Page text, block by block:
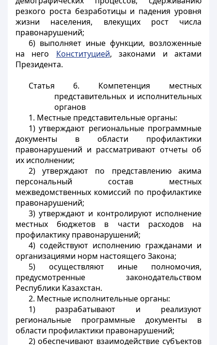
резкого роста безработицы и падения уровня
жизни населения, влекущих рост числа
правонарушений;
6) выполняет иные функции, возложенные
на него Конституцией, законами и актами
Президента.
Статья 6. Компетенция местных
представительных и исполнительных
органов
1. Местные представительные органы:
1) утверждают региональные программные
документы в области профилактики
правонарушений и рассматривают отчеты об
их исполнении;
2) утверждают по представлению акима
персональный состав местных
межведомственных комиссий по профилактике
правонарушений;
3) утверждают и контролируют исполнение
местных бюджетов в части расходов на
профилактику правонарушений;
4) содействуют исполнению гражданами и
организациями норм настоящего Закона;
5) осуществляют иные полномочия,
предусмотренные законодательством
Республики Казахстан.
2. Местные исполнительные органы:
1) разрабатывают и реализуют
региональные программные документы в
области профилактики правонарушений;
2) обеспечивают взаимодействие субъектов